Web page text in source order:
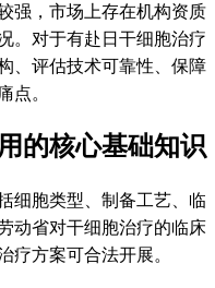
强，市场上存在机构资质
。对于有赴日干细胞治疗
、评估技术可靠性、保障
点。
的核心基础知识
细胞类型、制备工艺、临
动省对干细胞治疗的临床
疗方案可合法开展。